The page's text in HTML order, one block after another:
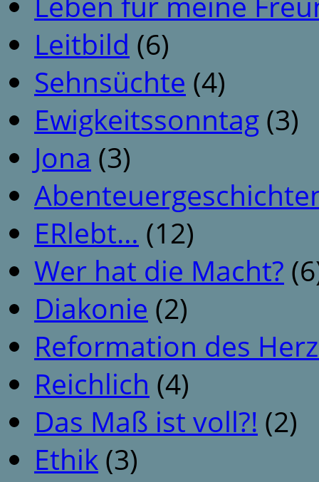
Leitbild (6)
Sehnsüchte (4)
Ewigkeitssonntag (3)
Jona (3)
ERlebt… (12)
Wer hat die Macht?
Diakonie (2)
Reformation des
Reichlich (4)
Das Maß ist voll?! (2)
Ethik (3)